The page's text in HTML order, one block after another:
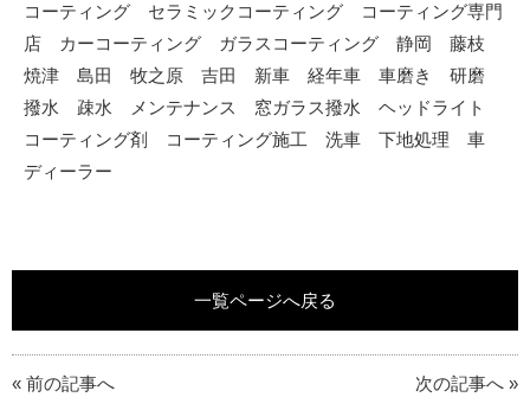
コーティング セラミックコーティング コーティング専門
店 カーコーティング ガラスコーティング 静岡 藤枝
焼津 島田 牧之原 吉田 新車 経年車 車磨き 研磨
撥水 疎水 メンテナンス 窓ガラス撥水 ヘッドライト
コーティング剤 コーティング施工 洗車 下地処理 車
ディーラー
一覧ページへ戻る
« 前の記事へ 次の記事へ »